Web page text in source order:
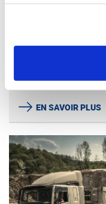
V3129 -
matériel
C.A.:5M€ à
EN SAVOIR PLUS